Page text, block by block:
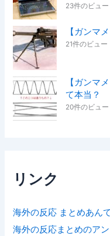
23件のビュー
【ガンマ
21件のビュー
【ガンマ
て本当？
20件のビュー
リンク
海外の反応 まとめあん
海外の反応まとめのア